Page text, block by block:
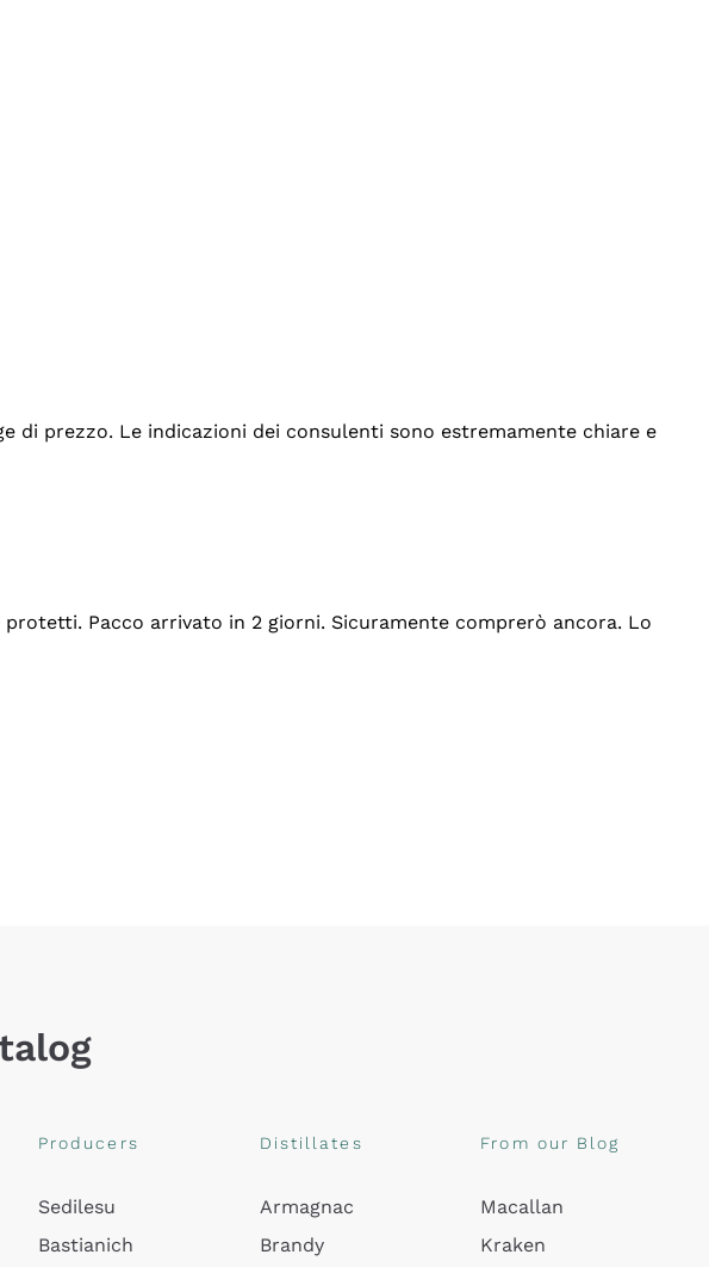
prezzo. Le indicazioni dei consulenti sono estremamente chiare e
Pacco arrivato in 2 giorni. Sicuramente comprerò ancora. Lo
Producers
Sedilesu
Bastianich
Distillates
Armagnac
Brandy
From our Blog
Macallan
Kraken